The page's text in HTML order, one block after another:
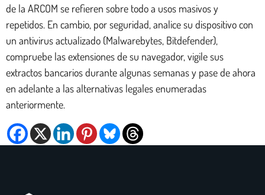
de la ARCOM se refieren sobre todo a usos masivos y
repetidos. En cambio, por seguridad, analice su dispositivo con
un antivirus actualizado (Malwarebytes, Bitdefender),
compruebe las extensiones de su navegador, vigile sus
extractos bancarios durante algunas semanas y pase de ahora
en adelante a las alternativas legales enumeradas
anteriormente.